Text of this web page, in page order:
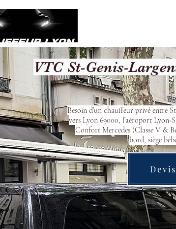
VTC St-Genis-
Besoin d’un chauffeur privé entre
vers Lyon 69000, l’aéroport
Confort Mercedes (Classe V &
bord, siège